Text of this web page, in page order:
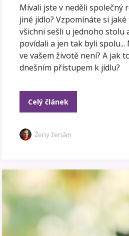
Mívali jste v neděli společný
jiné jídlo? Vzpomínáte si
všichni sešli u jednoho stolu
povídali a jen tak byli
ve vašem životě není? A jak
dnešním přístupem k jídlu?
Celý článek
Ženy ženám